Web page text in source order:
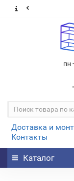
пн
Доставка и
Контакты
Каталог